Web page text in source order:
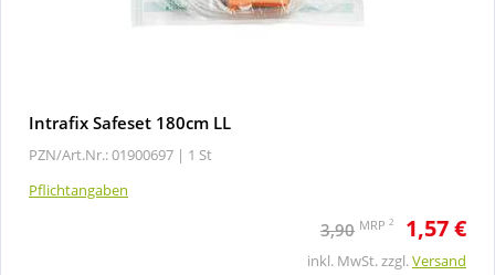
Intrafix Safeset 180cm LL
PZN/Art.Nr.: 01900697 | 1 St
Pflichtangaben
3,90 MRP 2 1,57 €
inkl. MwSt. zzgl.Versand